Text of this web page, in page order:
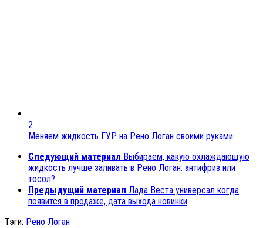
2
Меняем жидкость ГУР на Рено Логан своими руками
Следующий материал Выбираем, какую охлаждающую
жидкость лучше заливать в Рено Логан: антифриз или
тосол?
Предыдущий материал Лада Веста универсал когда
появится в продаже, дата выхода новинки
Тэги: Рено Логан